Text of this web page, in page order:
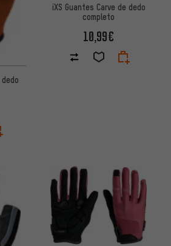
4,5 de 5 basada en 6 reseñas
iXS Guantes Carve de dedo
completo
10,99€